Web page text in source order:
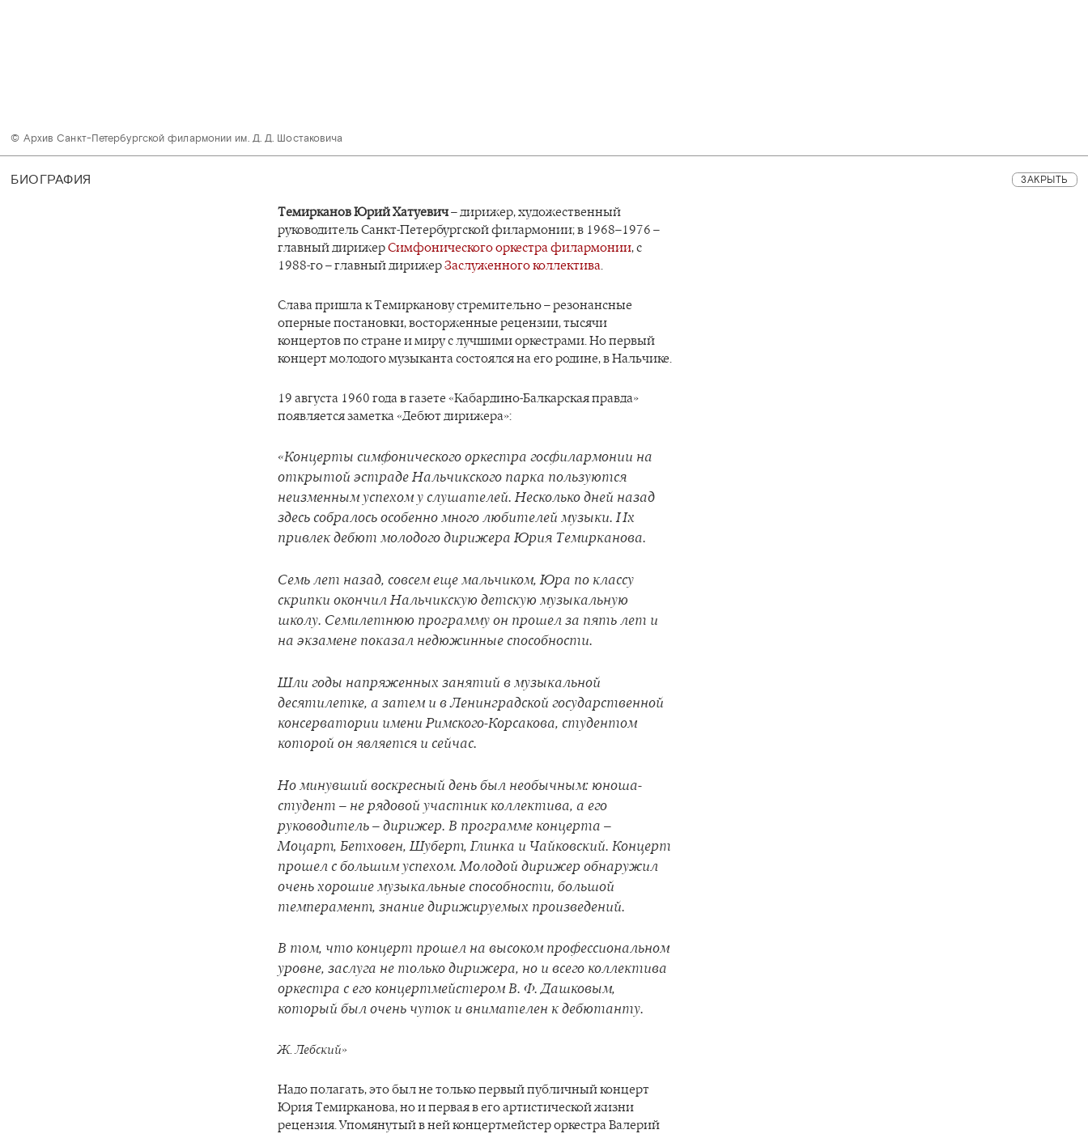
© Архив Санкт-Петербургской филармонии им. Д. Д. Шостаковича
БИОГРАФИЯ ЗАКРЫТЬ
Темирканов Юрий Хатуевич– дирижер, художественный
руководитель Санкт-Петербургской филармонии; в 1968–1976 –
главный дирижерСимфонического оркестра филармонии, с
1988-го – главный дирижерЗаслуженного коллектива.
Слава пришла к Темирканову стремительно – резонансные
оперные постановки, восторженные рецензии, тысячи
концертов по стране и миру с лучшими оркестрами. Но первый
концерт молодого музыканта состоялся на его родине, в Нальчике.
19 августа 1960 года в газете «Кабардино-Балкарская правда»
появляется заметка «Дебют дирижера»:
«Концерты симфонического оркестра госфилармонии на
открытой эстраде Нальчикского парка пользуются
неизменным успехом у слушателей. Несколько дней назад
здесь собралось особенно много любителей музыки. Их
привлек дебют молодого дирижера Юрия Темирканова.
Семь лет назад, совсем еще мальчиком, Юра по классу
скрипки окончил Нальчикскую детскую музыкальную
школу. Семилетнюю программу он прошел за пять лет и
на экзамене показал недюжинные способности.
Шли годы напряженных занятий в музыкальной
десятилетке, а затем и в Ленинградской государственной
консерватории имени Римского-Корсакова, студентом
которой он является и сейчас.
Но минувший воскресный день был необычным: юноша-
студент – не рядовой участник коллектива, а его
руководитель – дирижер. В программе концерта –
Моцарт, Бетховен, Шуберт, Глинка и Чайковский. Концерт
прошел с большим успехом. Молодой дирижер обнаружил
очень хорошие музыкальные способности, большой
темперамент, знание дирижируемых произведений.
В том, что концерт прошел на высоком профессиональном
уровне, заслуга не только дирижера, но и всего коллектива
оркестра с его концертмейстером В. Ф. Дашковым,
который был очень чуток и внимателен к дебютанту.
Ж. Лебский»
Надо полагать, это был не только первый публичный концерт
Юрия Темирканова, но и первая в его артистической жизни
рецензия. Упомянутый в ней концертмейстер оркестра Валерий